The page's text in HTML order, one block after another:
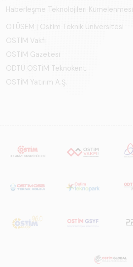
Haberleşme Teknolojileri Kümelenmesi
OTÜSEM | Ostim Teknik Üniversitesi
OSTİM Vakfı
OSTİM Gazetesi
ODTÜ OSTİM Teknokent
OSTİM Yatırım A.Ş.